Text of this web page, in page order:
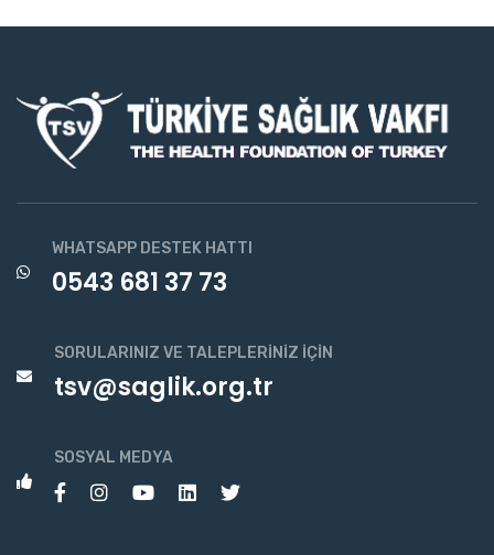
WHATSAPP DESTEK HATTI
0543 681 37 73
SORULARINIZ VE TALEPLERINIZ İÇIN
tsv@saglik.org.tr
SOSYAL MEDYA